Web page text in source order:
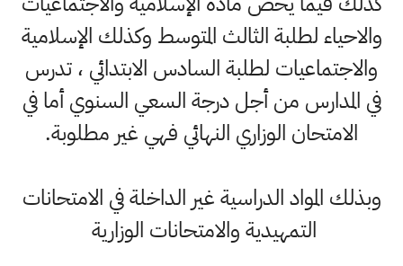
والاحياء لطلبة الثالث المتوسط وكذلك الإسلامية
والاجتماعيات لطلبة السادس الابتدائي ، تدرس
في المدارس من أجل درجة السعي السنوي أما في
الامتحان الوزاري النهائي فهي غير مطلوبة.
وبذلك المواد الدراسية غير الداخلة في الامتحانات
التمهيدية والامتحانات الوزارية